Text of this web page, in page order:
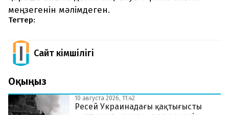
меңзегенін мәлімдеген.
Тегтер:
Сайт Әкімшілігі
Оқыңыз
10 августа 2026, 11:42
Ресей Украинадағы қақтығысты